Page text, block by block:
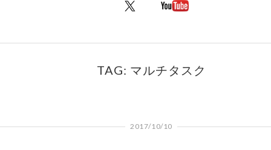
TAG: マルチタスク
2017/10/10